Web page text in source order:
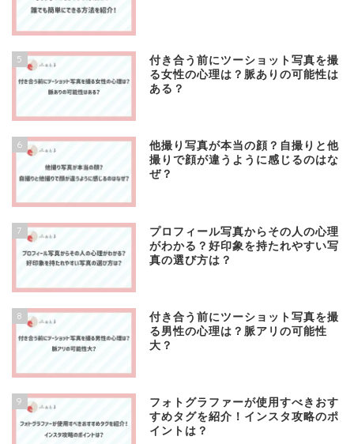
5
付き合う前にツーショット写真を撮
る女性の心理は？脈ありの可能性は
ある？
6
他撮り写真が本当の顔？自撮りと他
撮りで顔が違うように感じるのはな
ぜ？
7
プロフィール写真からその人の心理
がわかる？好印象を持たれやすい写
真の選び方は？
8
付き合う前にツーショット写真を撮
る男性の心理は？脈アリの可能性
大？
9
フォトグラファーが使用すべきおす
すめタグを紹介！インスタ攻略のポ
イントは？